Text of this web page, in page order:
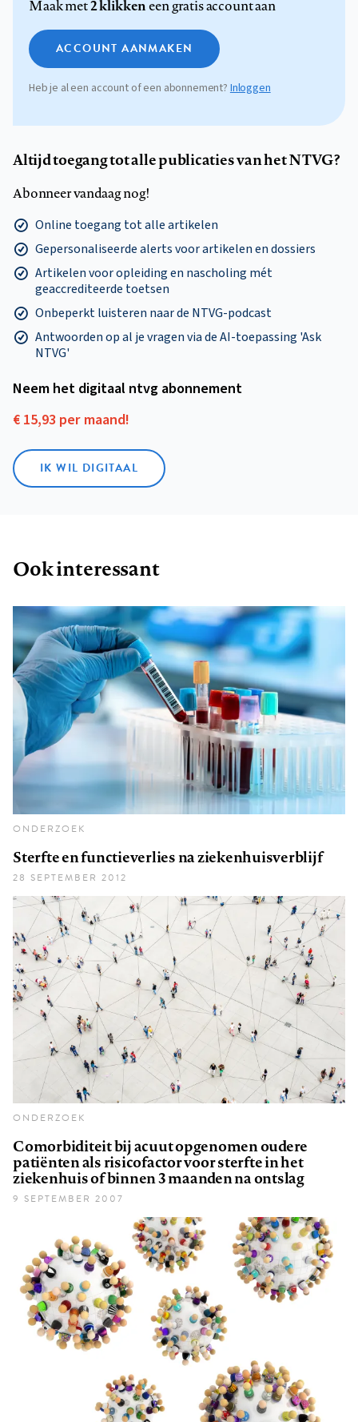
Maak met2 klikkeneen gratis account aan
ACCOUNT AANMAKEN
Heb je al een account of een abonnement? Inloggen
Altijd toegang tot alle publicaties van het NTVG?
Abonneer vandaag nog!
Online toegang tot alle artikelen
Gepersonaliseerde alerts voor artikelen en dossiers
Artikelen voor opleiding en nascholing mét
geaccrediteerde toetsen
Onbeperkt luisteren naar de NTVG-podcast
Antwoorden op al je vragen via de AI-toepassing 'Ask
NTVG'
Neem het digitaal ntvg abonnement
€ 15,93 per maand!
IK WIL DIGITAAL
Ook interessant
ONDERZOEK
Sterfte en functieverlies na ziekenhuisverblijf
28 SEPTEMBER 2012
ONDERZOEK
Comorbiditeit bij acuut opgenomen oudere
patiënten als risicofactor voor sterfte in het
ziekenhuis of binnen 3 maanden na ontslag
9 SEPTEMBER 2007